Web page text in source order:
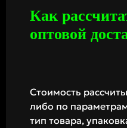
Как
оптовой
Стоимость
либо по
тип товара,